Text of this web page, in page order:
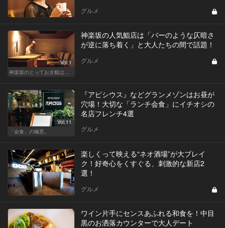
グルメ
Vol.1
神楽坂の人気鮨店は「バーのような仄暗さ
が逆に落ち着く」と大人たちの間で話題！
グルメ
Vol.11
「会食」の極意。
『アピシウス』などグランメゾンはお昼が
穴場！大切な「ランチ会食」にイチオシの
名店フレンチ4選
グルメ
楽しくって映える“ネオ酒場”が大ブレイ
ク！好奇心をくすぐる、刺激的な新店2
選！
グルメ
ワイン片手にセンスあふれる和食を！中目
黒のお洒落カウンターで大人デート